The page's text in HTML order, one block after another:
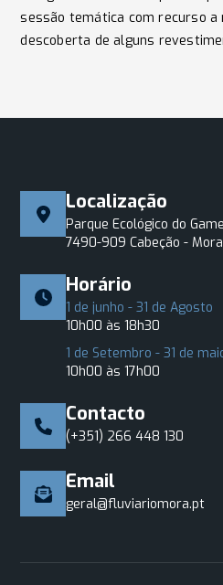
sessão temática com recurso a
descoberta de alguns
Localização
Parque Ecológico do
7490-909 Cabeção - Mora
Horário
1 de junho - 31 de Agosto
10h00 às 18h30
1 de Setembro - 31 de
10h00 às 17h00
Contacto
(+351) 266 448 130
Email
geral@fluviariomora.pt